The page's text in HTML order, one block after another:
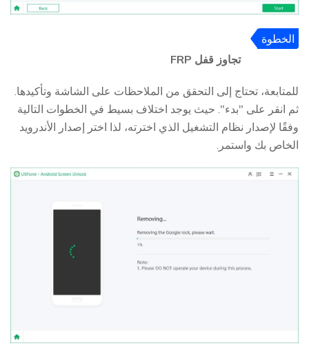
الخطوة
تجاوز قفل FRP
للمتابعة، تحتاج إلى التحقق من الملاحظات على الشاشة وتأكيدها.
ثم انقر على "بدء". حيث يوجد اختلاف بسيط في الخطوات التالية
وفقًا لإصدار نظام التشغيل الذي اخترته، لذا اختر إصدار الأندرويد
الخاص بك واستمر.